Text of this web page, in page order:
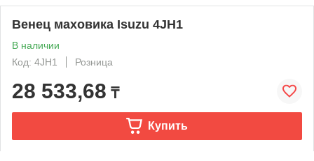
Венец маховика Isuzu 4JH1
В наличии
Код: 4JH1
Розница
28 533,68 ₸
Купить